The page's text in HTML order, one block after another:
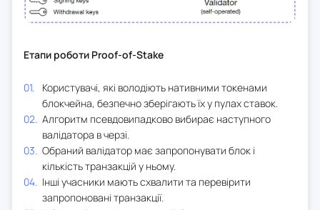
Етапи роботи Proof-of-Stake
Користувачі, які володіють нативними токенами
блокчейна, безпечно зберігають їх у пулах ставок.
Алгоритм псевдовипадково вибирає наступного
валідатора в черзі.
Обраний валідатор має запропонувати блок і
кількість транзакцій у ньому.
Інші учасники мають схвалити та перевірити
запропоновані транзакції.